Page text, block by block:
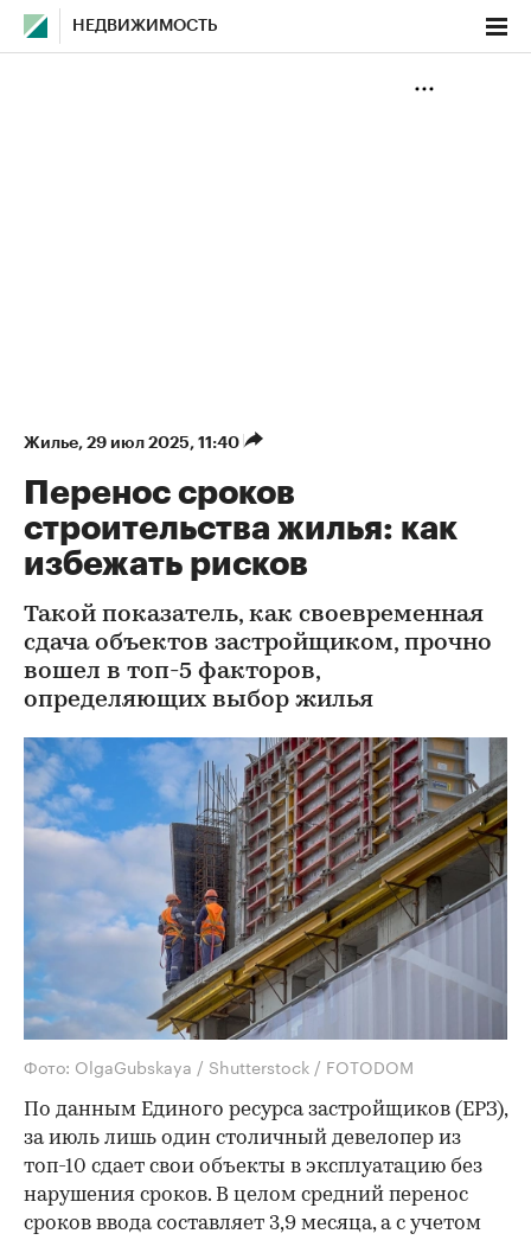
НЕДВИЖИМОСТЬ
Жилье⁠, 29 июл 2025, 11:40
Перенос сроков
строительства жилья: как
избежать рисков
Такой показатель, как своевременная
сдача объектов застройщиком, прочно
вошел в топ-5 факторов,
определяющих выбор жилья
Фото: OlgaGubskaya / Shutterstock / FOTODOM
По данным Единого ресурса застройщиков (ЕРЗ),
за июль лишь один столичный девелопер из
топ-10 сдает свои объекты в эксплуатацию без
нарушения сроков. В целом средний перенос
сроков ввода составляет 3,9 месяца, а с учетом